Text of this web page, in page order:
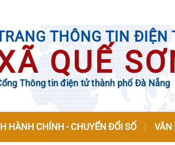
THÔNG TIN ĐIỆN
QUẾ
Thông tin điện tử thành phố Đà Nẵng
HÀNH CHÍNH - CHUYỂN ĐỔI SỐ VĂN